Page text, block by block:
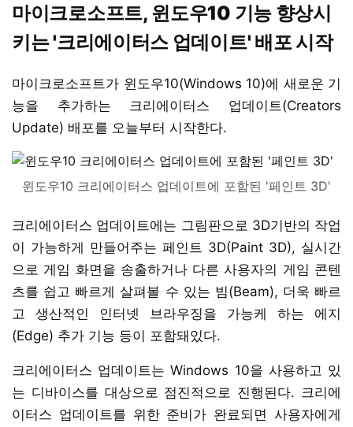
마이크로소프트, 윈도우10 기능 향상시
키는 '크리에이터스 업데이트' 배포 시작
마이크로소프트가 윈도우10(Windows 10)에 새로운 기
능을 추가하는 크리에이터스 업데이트(Creators
Update) 배포를 오늘부터 시작한다.
윈도우10 크리에이터스 업데이트에 포함된 '페인트 3D'
크리에이터스 업데이트에는 그림판으로 3D기반의 작업
이 가능하게 만들어주는 페인트 3D(Paint 3D), 실시간
으로 게임 화면을 송출하거나 다른 사용자의 게임 콘텐
츠를 쉽고 빠르게 살펴볼 수 있는 빔(Beam), 더욱 빠르
고 생산적인 인터넷 브라우징을 가능케 하는 에지
(Edge) 추가 기능 등이 포함돼있다.
크리에이터스 업데이트는 Windows 10을 사용하고 있
는 디바이스를 대상으로 점진적으로 진행된다. 크리에
이터스 업데이트를 위한 준비가 완료되면 사용자에게